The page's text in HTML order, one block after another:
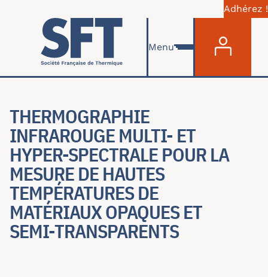
Aller au contenu principal
Adhérez !
Menu
THERMOGRAPHIE
INFRAROUGE MULTI- ET
HYPER-SPECTRALE POUR LA
MESURE DE HAUTES
TEMPÉRATURES DE
MATÉRIAUX OPAQUES ET
SEMI-TRANSPARENTS